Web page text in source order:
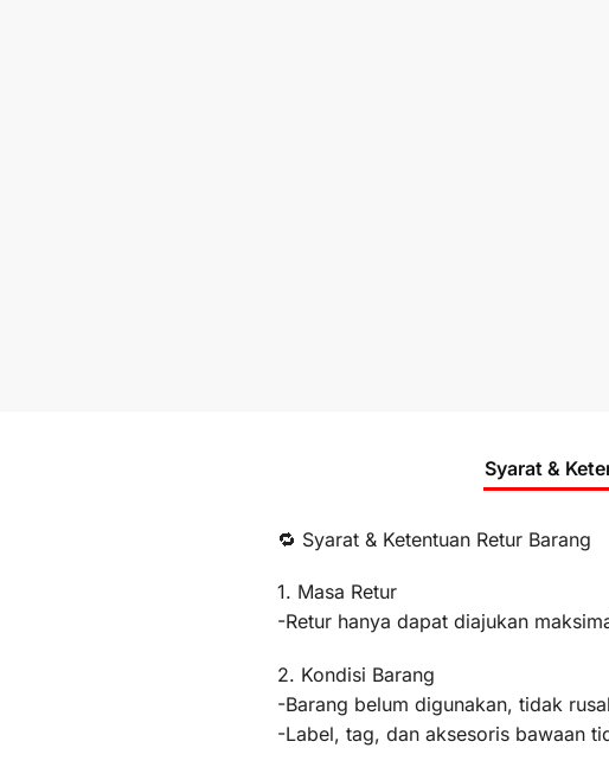
Syarat &
🔁 Syarat & Ketentuan Retur Barang
1. Masa Retur
-Retur hanya dapat diajukan
2. Kondisi Barang
-Barang belum digunakan, tidak
-Label, tag, dan aksesoris bawaan